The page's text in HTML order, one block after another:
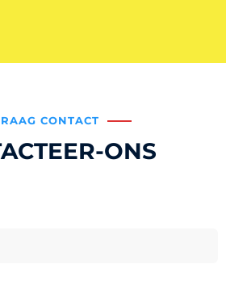
CONTACT
ONS